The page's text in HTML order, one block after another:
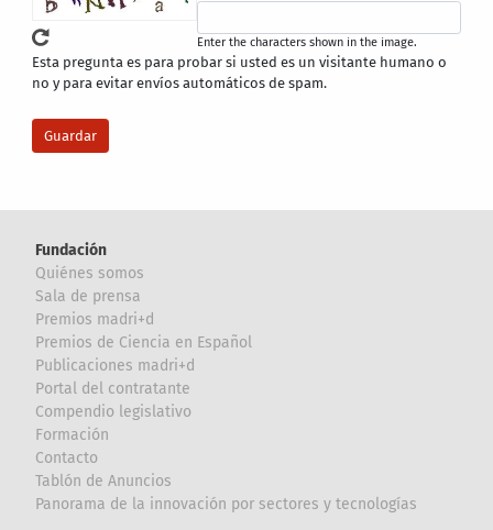
Enter the characters shown in the image.
Esta pregunta es para probar si usted es un visitante humano o
no y para evitar envíos automáticos de spam.
Fundación
Quiénes somos
Sala de prensa
Premios madri+d
Premios de Ciencia en Español
Publicaciones madri+d
Portal del contratante
Compendio legislativo
Formación
Contacto
Tablón de Anuncios
Panorama de la innovación por sectores y tecnologías